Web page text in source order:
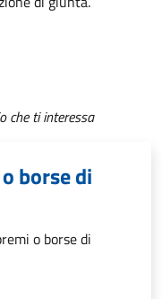
che ti interessa
borse di
o borse di